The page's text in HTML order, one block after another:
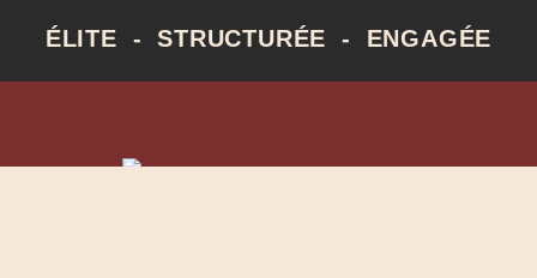
ÉLITE - STRUCTURÉE - ENGAGÉE